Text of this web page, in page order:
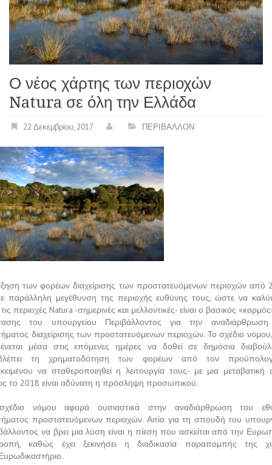
Ο νέος χάρτης των περιοχών
Natura σε όλη την Ελλάδα
22 Δεκεμβρίου, 2017 ΠΕΡΙΒΑΛΛΟΝ
των φορέων διαχείρισης των προστατευόμενων περιοχών από
παράλληλη μεγέθυνση της περιοχής ευθύνης τους, ώστε να
περιοχές Natura -σημερινές και μελλοντικές- είναι ο βασικός
του υπουργείου Περιβάλλοντος για την
διαχείρισης των προστατευόμενων περιοχών. Το σχέδιο
μέσα στις επόμενες ημέρες να δοθεί σε δημόσια
τη χρηματοδότηση των φορέων από τον
να σταθεροποιηθεί η λειτουργία τους- με μια μεταβατική
το 2018 είναι αδύνατη η πρόσληψη προσωπικού.
νόμου αφορά ουσιαστικά στην αναδιάρθρωση του
προστατευόμενων περιοχών. Αιτία για τη σπουδή του
να βρει μια λύση είναι η πίεση που ασκείται από την
καθώς έχει ξεκινήσει η διαδικασία παραπομπής της